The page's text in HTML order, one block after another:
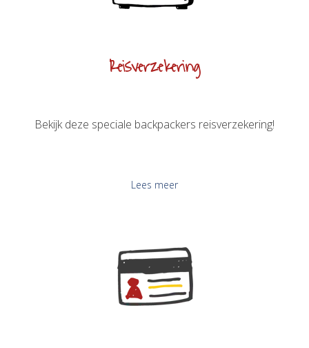
Reisverzekering
Bekijk deze speciale backpackers reisverzekering!
Lees meer